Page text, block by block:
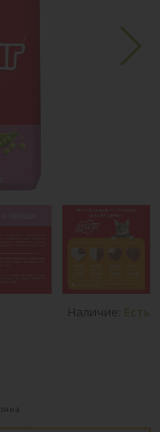
Наличие: Есть